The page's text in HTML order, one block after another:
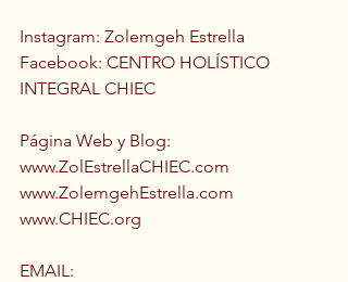
Instagram: Zolemgeh Estrella
Facebook: CENTRO HOLÍSTICO
INTEGRAL CHIEC
Página Web y Blog:
www.ZolEstrellaCHIEC.com
www.ZolemgehEstrella.com
www.CHIEC.org
EMAIL: